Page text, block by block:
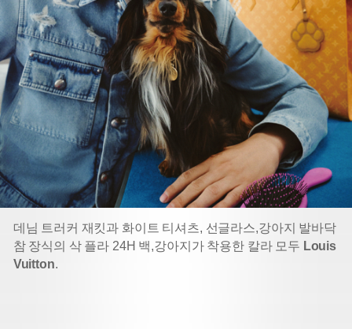
데님 트러커 재킷과 화이트 티셔츠, 선글라스,강아지 발바닥
참 장식의 삭 플라 24H 백,강아지가 착용한 칼라 모두 Louis
Vuitton.